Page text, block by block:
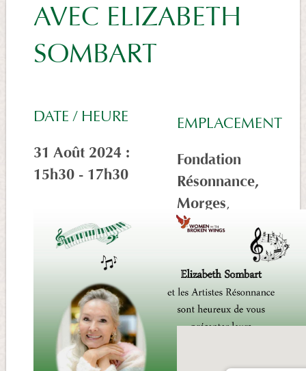
AVEC ELIZABETH
SOMBART
EMPLACEMENT
Fondation
Résonnance,
Morges,
Avenue de
Morges, 1110,
Suisse
DATE / HEURE
31 Août 2024 :
15h30 - 17h30